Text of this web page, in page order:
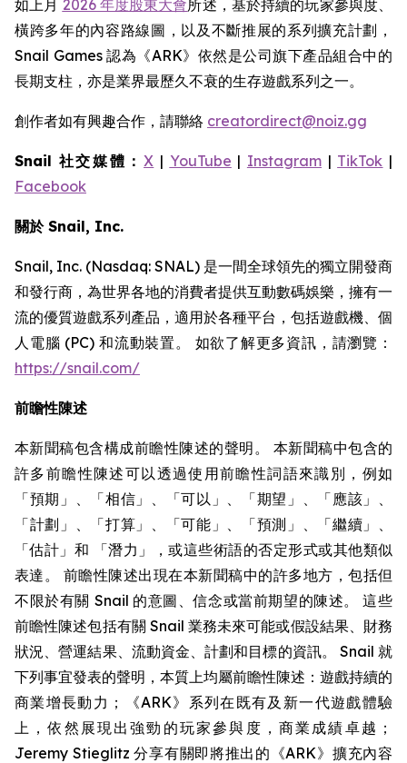
如上月 2026 年度股東大會所述，基於持續的玩家參與度、
橫跨多年的內容路線圖，以及不斷推展的系列擴充計劃，
Snail Games 認為《ARK》依然是公司旗下產品組合中的
長期支柱，亦是業界最歷久不衰的生存遊戲系列之一。
創作者如有興趣合作，請聯絡 creatordirect@noiz.gg
Snail 社交媒體：X | YouTube | Instagram| TikTok |
Facebook
關於 Snail, Inc.
Snail, Inc. (Nasdaq: SNAL) 是一間全球領先的獨立開發商
和發行商，為世界各地的消費者提供互動數碼娛樂，擁有一
流的優質遊戲系列產品，適用於各種平台，包括遊戲機、個
人電腦 (PC) 和流動裝置。 如欲了解更多資訊，請瀏覽：
https://snail.com/
前瞻性陳述
本新聞稿包含構成前瞻性陳述的聲明。 本新聞稿中包含的
許多前瞻性陳述可以透過使用前瞻性詞語來識別，例如
「預期」、「相信」、「可以」、「期望」、「應該」、
「計劃」、「打算」、「可能」、「預測」、「繼續」、
「估計」和 「潛力」，或這些術語的否定形式或其他類似
表達。 前瞻性陳述出現在本新聞稿中的許多地方，包括但
不限於有關 Snail 的意圖、信念或當前期望的陳述。 這些
前瞻性陳述包括有關 Snail 業務未來可能或假設結果、財務
狀況、營運結果、流動資金、計劃和目標的資訊。 Snail 就
下列事宜發表的聲明，本質上均屬前瞻性陳述：遊戲持續的
商業增長動力；《ARK》系列在既有及新一代遊戲體驗
上，依然展現出強勁的玩家參與度，商業成績卓越；
Jeremy Stieglitz 分享有關即將推出的《ARK》擴充內容